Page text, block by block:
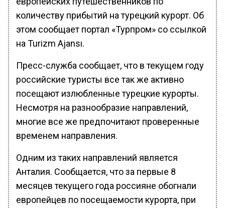
количеству прибытий на турецкий курорт. Об
этом сообщает портал «Турпром» со ссылкой
на Turizm Ajansı.
Пресс-служба сообщает, что в текущем году
российские туристы все так же активно
посещают излюбленные турецкие курорты.
Несмотря на разнообразие направлений,
многие все же предпочитают проверенные
временем направления.
Одним из таких направлений является
Анталия. Сообщается, что за первые 8
месяцев текущего года россияне обогнали
европейцев по посещаемости курорта, при